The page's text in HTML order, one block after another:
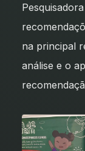
na principal
análise e o